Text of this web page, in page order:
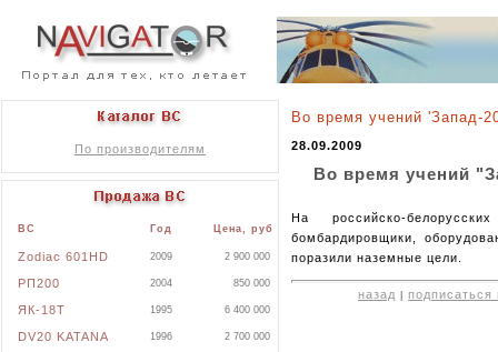
По производителям
ВС Год Цена, руб
Zodiac 601HD 2009 2 900 000
РП200 2004 850 000
ЯК-18Т 1995 6 400 000
DV20 KATANA 1996 2 700 000
Во время учений 'Запад-
28.09.2009
Во время учений
На российско-
бомбардировщики,
поразили наземные цели.
назад подписаться